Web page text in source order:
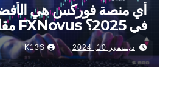
أي منصة فوركس هي
في 2025؟ FXNovus مقابل الآخرين
ديسمبر 10, 2024 K13S